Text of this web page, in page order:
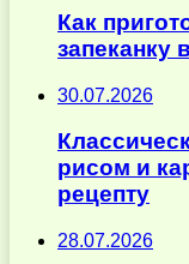
Как
запеканку
30.07.2026
рисом и
рецепту
28.07.2026